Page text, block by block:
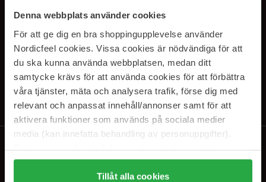
Denna webbplats använder cookies
För att ge dig en bra shoppingupplevelse använder
Nordicfeel cookies. Vissa cookies är nödvändiga för att
du ska kunna använda webbplatsen, medan ditt
samtycke krävs för att använda cookies för att förbättra
våra tjänster, mäta och analysera trafik, förse dig med
relevant och anpassat innehåll/annonser samt för att
aktivera funktioner som används på sociala medier
media (kan innefatta behandling av personuppgifter).
Genom att trycka på "Tillåt alla cookies" accepterar du
alla cookies, medan du under "Detaljer" kan anpassa
Tillåt alla cookies
PRENUMERERA PÅ VÅRA
NYHETSBREV
E-postadress
Genom att prenumerera accepterar du vårIntegritetspolicy.